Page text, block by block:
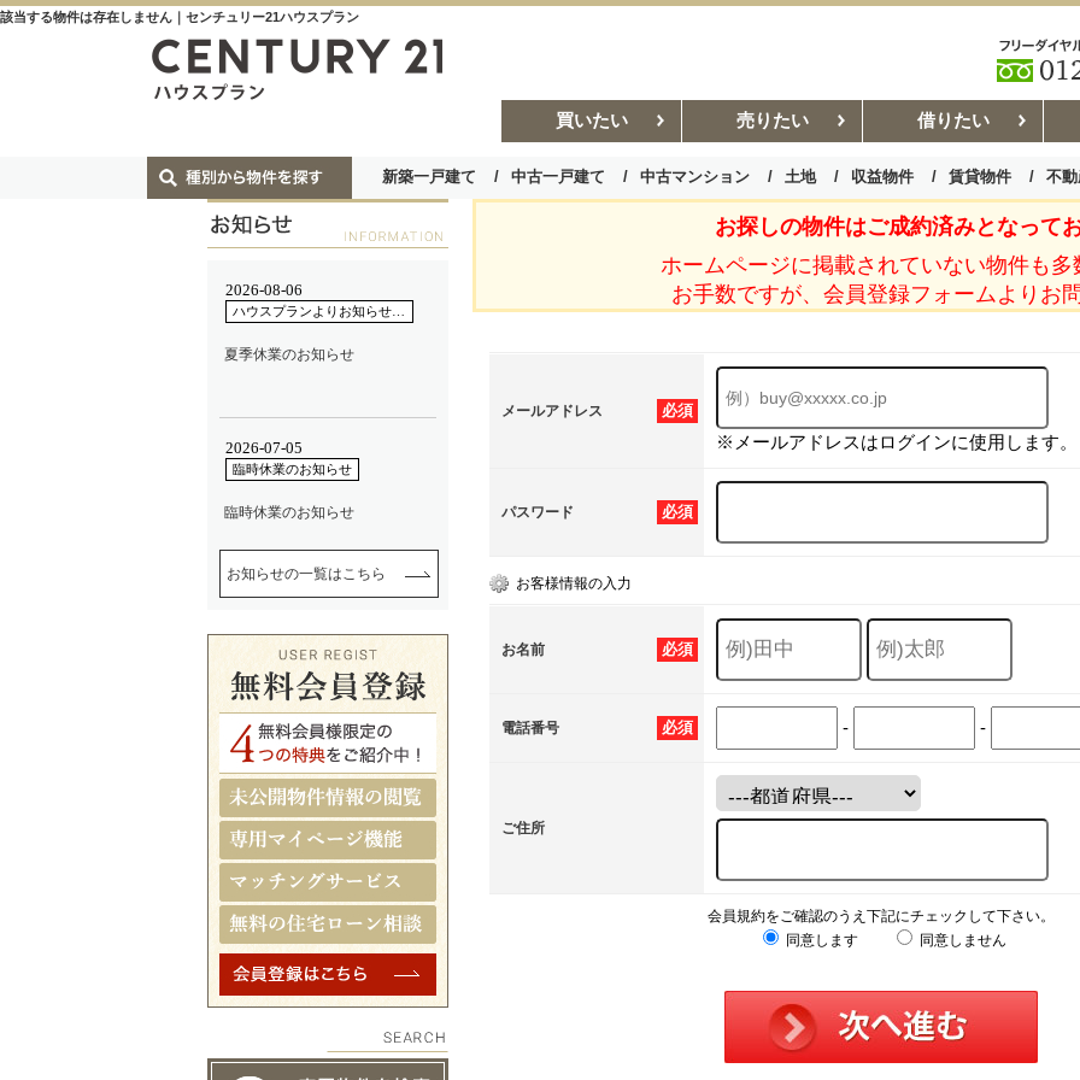
該当する物件は存在しません｜センチュリー21ハウスプラン
買いたい 売りたい 借りたい
新築一戸建て 中古一戸建て 中古マンション 土地 収益物件 賃貸物件 不
お部屋探しコラム 賃貸管理コ
お探しの物件はご成約済みとなってお
ホームページに掲載されていない物件も多
お手数ですが、会員登録フォームよりお
必須
メールアドレス
※メールアドレスはログインに使用します。
必須
パスワード
お客様情報の入力
必須
お名前
必須
電話番号 - -
ご住所
会員規約をご確認のうえ下記にチェックして下さい。
同意します
同意しません
お知らせの一覧はこちら